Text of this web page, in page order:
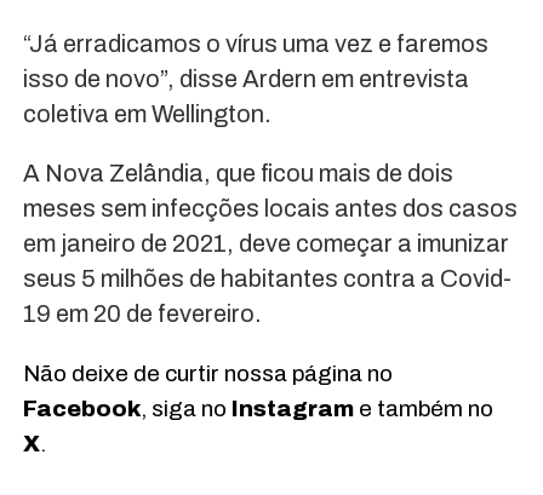
“Já erradicamos o vírus uma vez e faremos
isso de novo”, disse Ardern em entrevista
coletiva em Wellington.
A Nova Zelândia, que ficou mais de dois
meses sem infecções locais antes dos casos
em janeiro de 2021, deve começar a imunizar
seus 5 milhões de habitantes contra a Covid-
19 em 20 de fevereiro.
Não deixe de curtir nossa página no
Facebook, siga no Instagrame também no
X.